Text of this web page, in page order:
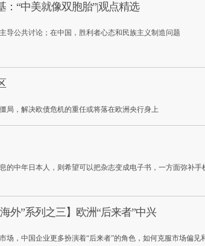
：“中美就像双胞胎”|观点精选
导公共讨论；在中国，胜利者心态和民族主义制造问题
局，解决欧债危机的重任或将落在欧洲央行身上
的中年日本人，则希望可以把杂志变成电子书，一方面弥补
海外”系列之三】欧洲“后来者”中兴
场，中国企业更多扮演着“后来者”的角色，如何克服市场偏见